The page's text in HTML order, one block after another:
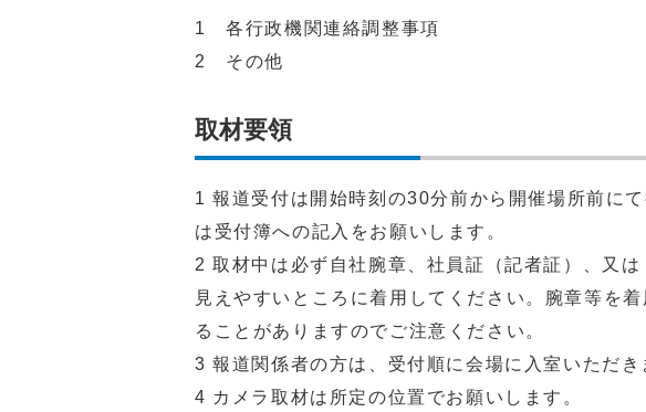
1 各行政機関連絡調整事項
2 その他
取材要領
1 報道受付は開始時刻の30分前から開催場所前に
は受付簿への記入をお願いします。
2 取材中は必ず自社腕章、社員証（記者証）、又
見えやすいところに着用してください。腕章等を
ることがありますのでご注意ください。
3 報道関係者の方は、受付順に会場に入室いただき
4 カメラ取材は所定の位置でお願いします。